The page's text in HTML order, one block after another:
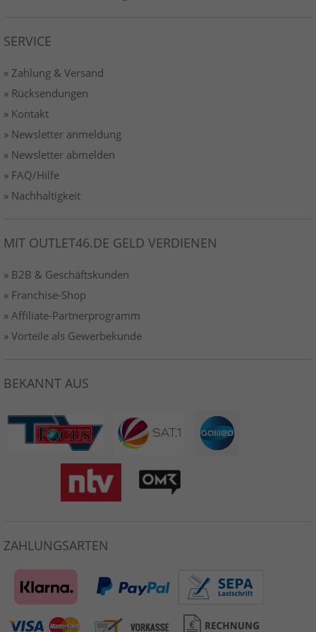
SERVICE
» Zahlung & Versand
» Rücksendungen
» Kontakt
» Newsletter anmeldung
» Newsletter abmelden
» FAQ/Hilfe
» Nachhaltigkeit
MIT OUTLET46.DE GELD VERDIENEN
» B2B & Geschäftskunden
» Franchise-Shop
» Affiliate-Partnerprogramm
» Vorteile als Gewerbekunde
BEKANNT AUS
ZAHLUNGSARTEN